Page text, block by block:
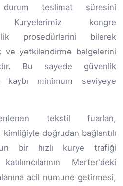
teslimat süresini
Kuryelerimiz kongre
prosedürlerini bilerek
ve yetkilendirme belgelerini
Bu sayede güvenlik
kaybı minimum seviyeye
tekstil fuarları,
doğrudan bağlantılı
bir hızlı kurye trafiği
Merter'deki
acil numune getirmesi,